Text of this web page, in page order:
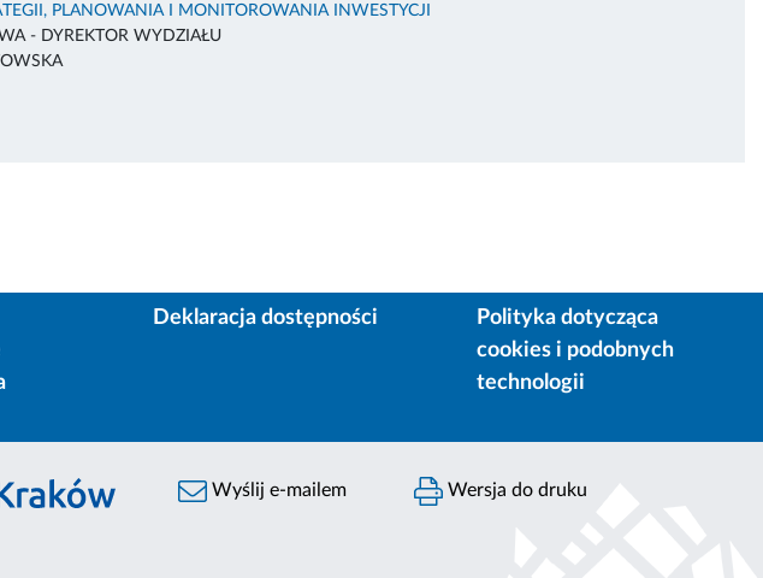
PLANOWANIA I MONITOROWANIA INWESTYCJI
- DYREKTOR WYDZIAŁU
Deklaracja dostępności
Polityka dotycząca
cookies i podobnych
technologii
Wyślij e-mailem Wersja do druku